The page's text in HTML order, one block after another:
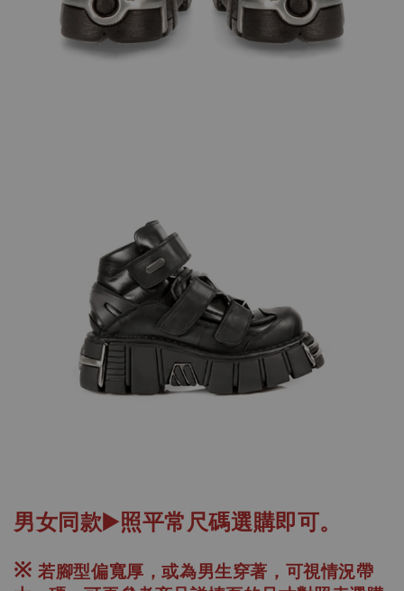
男女同款▶️照平常尺碼選購即可。
※若腳型偏寬厚，或為男生穿著，可視情況帶